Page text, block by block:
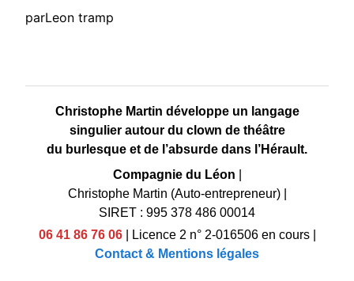
parLeon tramp
Christophe Martin développe un langage
singulier autour du clown de théâtre
du burlesque et de l’absurde dans l’Hérault.
Compagnie du Léon
Christophe Martin (Auto-entrepreneur)|
SIRET : 995 378 486 00014
06 41 86 76 06| Licence 2 n° 2-016506 en cours|
Contact & Mentions légales